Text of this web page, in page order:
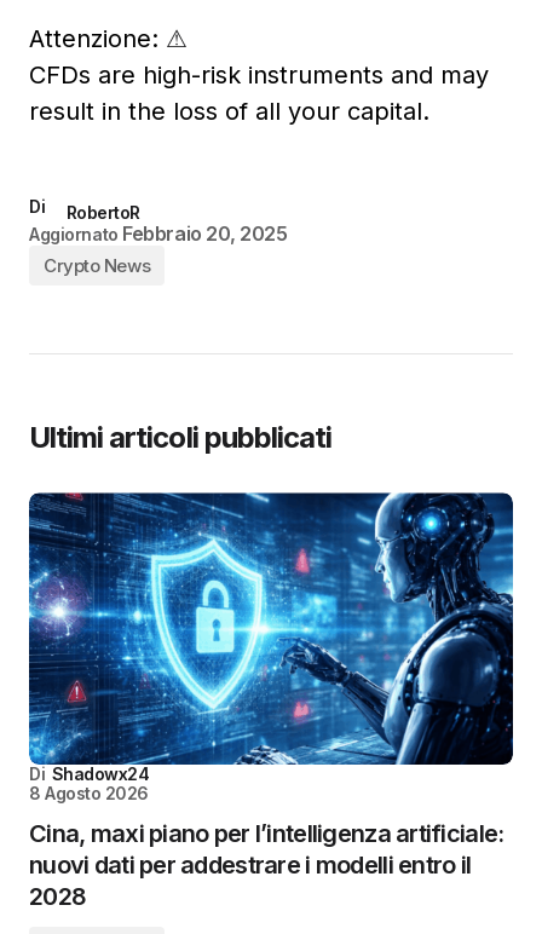
Attenzione: ⚠
CFDs are high-risk instruments and may
result in the loss of all your capital.
Di
RobertoR
Aggiornato Febbraio 20, 2025
Crypto News
Ultimi articoli pubblicati
Di Shadowx24
8 Agosto 2026
Cina, maxi piano per l’intelligenza artificiale:
nuovi dati per addestrare i modelli entro il
2028